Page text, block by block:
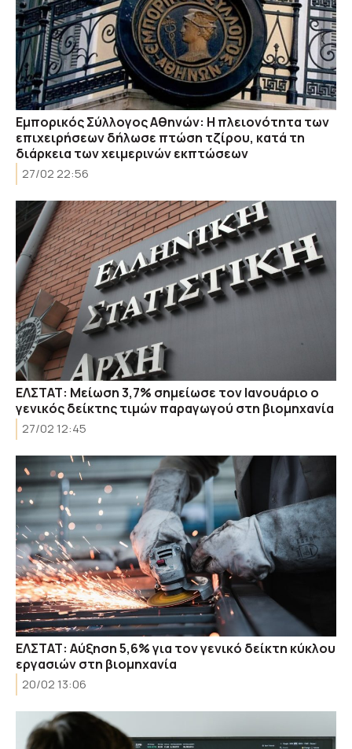
Εμπορικός Σύλλογος Αθηνών: Η πλειονότητα των
επιχειρήσεων δήλωσε πτώση τζίρου, κατά τη
διάρκεια των χειμερινών εκπτώσεων
27/02 22:56
ΕΛΣΤΑΤ: Μείωση 3,7% σημείωσε τον Ιανουάριο ο
γενικός δείκτης τιμών παραγωγού στη βιομηχανία
27/02 12:45
ΕΛΣΤΑΤ: Αύξηση 5,6% για τον γενικό δείκτη κύκλου
εργασιών στη βιομηχανία
20/02 13:06